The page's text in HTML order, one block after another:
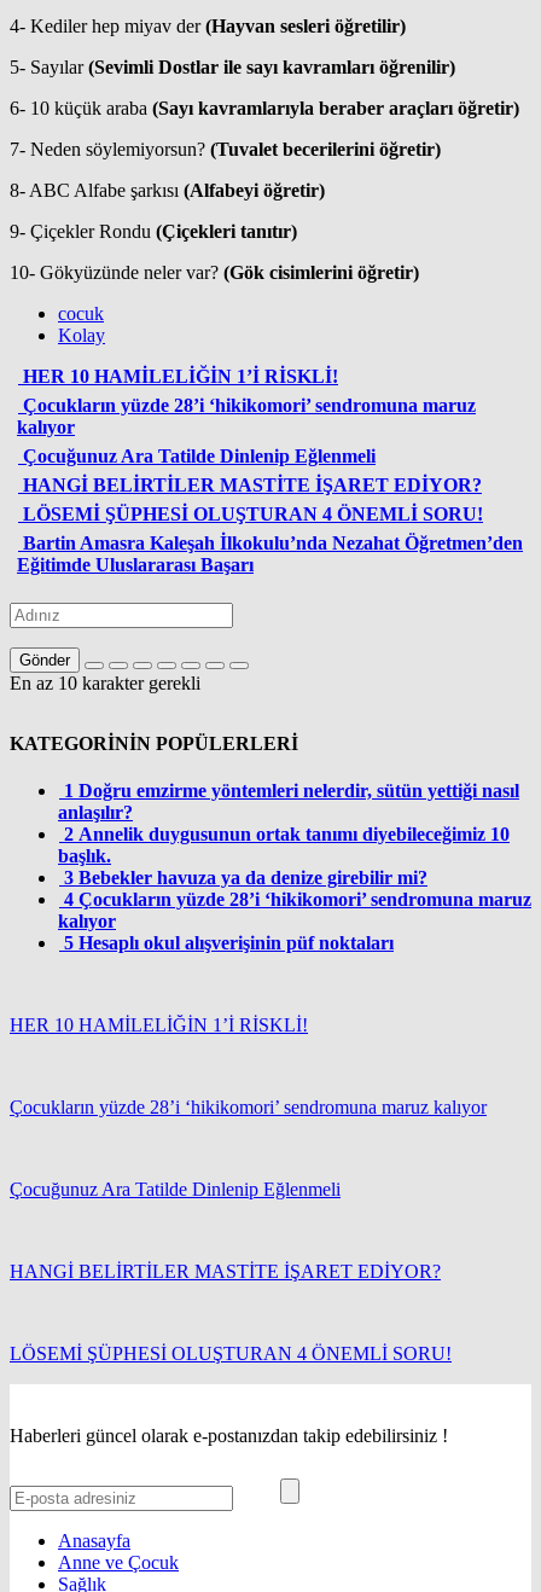
4- Kediler hep miyav der(Hayvan sesleri öğretilir)
5- Sayılar(Sevimli Dostlar ile sayı kavramları öğrenilir)
6- 10 küçük araba (Sayı kavramlarıyla beraber araçları öğretir)
7- Neden söylemiyorsun? (Tuvalet becerilerini öğretir)
8- ABC Alfabe şarkısı (Alfabeyi öğretir)
9- Çiçekler Rondu (Çiçekleri tanıtır)
10- Gökyüzünde neler var? (Gök cisimlerini öğretir)
cocuk
Kolay
HER 10 HAMİLELİĞİN 1’İ RİSKLİ!
Çocukların yüzde 28’i ‘hikikomori’ sendromuna maruz
kalıyor
Çocuğunuz Ara Tatilde Dinlenip Eğlenmeli
HANGİ BELİRTİLER MASTİTE İŞARET EDİYOR?
LÖSEMİ ŞÜPHESİ OLUŞTURAN 4 ÖNEMLİ SORU!
Bartin Amasra Kaleşah İlkokulu’nda Nezahat Öğretmen’den
Eğitimde Uluslararası Başarı
Gönder
En az 10 karakter gerekli
KATEGORİNİN POPÜLERLERİ
1 Doğru emzirme yöntemleri nelerdir, sütün yettiği nasıl
anlaşılır?
2 Annelik duygusunun ortak tanımı diyebileceğimiz 10
başlık.
3 Bebekler havuza ya da denize girebilir mi?
4 Çocukların yüzde 28’i ‘hikikomori’ sendromuna maruz
kalıyor
5 Hesaplı okul alışverişinin püf noktaları
HER 10 HAMİLELİĞİN 1’İ RİSKLİ!
Çocukların yüzde 28’i ‘hikikomori’ sendromuna maruz kalıyor
Çocuğunuz Ara Tatilde Dinlenip Eğlenmeli
HANGİ BELİRTİLER MASTİTE İŞARET EDİYOR?
LÖSEMİ ŞÜPHESİ OLUŞTURAN 4 ÖNEMLİ SORU!
Haberleri güncel olarak e-postanızdan takip edebilirsiniz !
Anasayfa
Anne ve Çocuk
Sağlık